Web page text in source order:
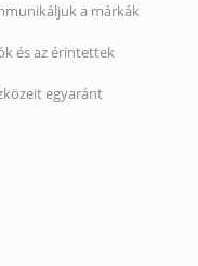
a márkák
és az érintettek
egyaránt